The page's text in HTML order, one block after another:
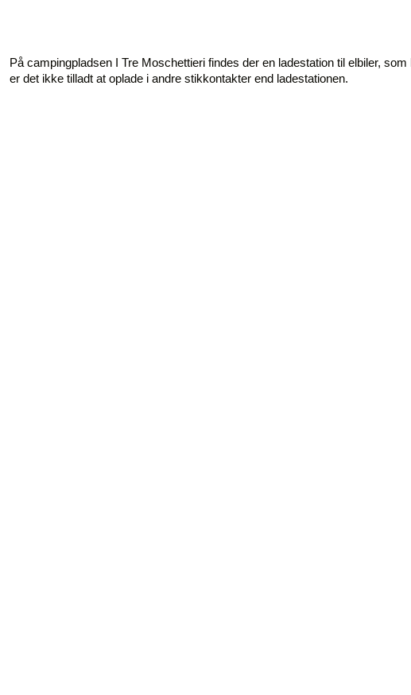
På campingpladsen I Tre Moschettieri findes der en ladestation til elbiler,
er det ikke tilladt at oplade i andre stikkontakter end ladestationen.